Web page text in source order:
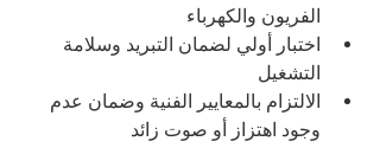
الفريون والكهرباء
اختبار أولي لضمان التبريد وسلامة
التشغيل
الالتزام بالمعايير الفنية وضمان عدم
وجود اهتزاز أو صوت زائد